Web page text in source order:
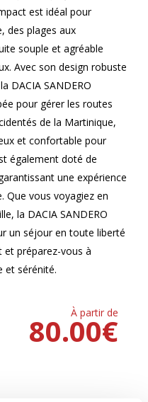
est idéal pour
des plages aux
souple et agréable
Avec son design robuste
DACIA SANDERO
pour gérer les routes
de la Martinique,
et confortable pour
également doté de
une expérience
Que vous voyagiez en
la DACIA SANDERO
un séjour en toute liberté
et préparez-vous à
et sérénité.
À partir de
€
80.00